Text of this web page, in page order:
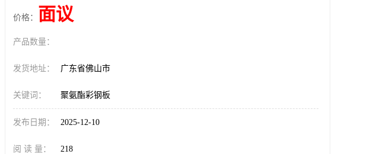
价格： 面议
产品数量：
发货地址： 广东省佛山市
关键词： 聚氨酯彩钢板
发布日期： 2025-12-10
阅 读 量： 218